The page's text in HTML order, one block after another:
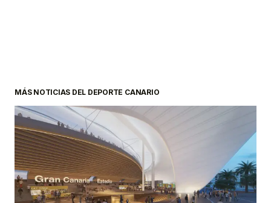
MÁS NOTICIAS DEL DEPORTE CANARIO